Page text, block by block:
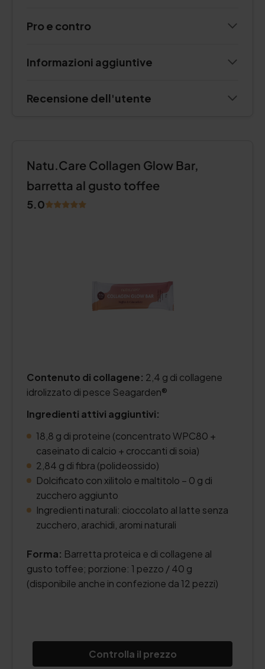
Pro e contro
Informazioni aggiuntive
Recensione dell'utente
Natu.Care Collagen Glow Bar,
barretta al gusto toffee
5.0
Contenuto di collagene: 2,4 g di collagene
idrolizzato di pesce Seagarden®
Ingredienti attivi aggiuntivi:
18,8 g di proteine (concentrato WPC80 +
caseinato di calcio + croccanti di soia)
2,84 g di fibra (polideossido)
Dolcificato con xilitolo e maltitolo – 0 g di
zucchero aggiunto
Ingredienti naturali: cioccolato al latte senza
zucchero, arachidi, aromi naturali
Forma: Barretta proteica e di collagene al
gusto toffee; porzione: 1 pezzo / 40 g
(disponibile anche in confezione da 12 pezzi)
Controlla il prezzo